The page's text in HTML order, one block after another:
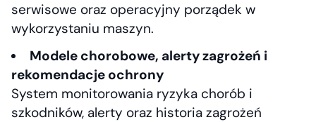
serwisowe oraz operacyjny porządek w
wykorzystaniu maszyn.
Modele chorobowe, alerty zagrożeń i
rekomendacje ochrony
System monitorowania ryzyka chorób i
szkodników, alerty oraz historia zagrożeń